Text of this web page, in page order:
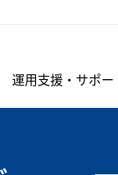
運用支援・サポー